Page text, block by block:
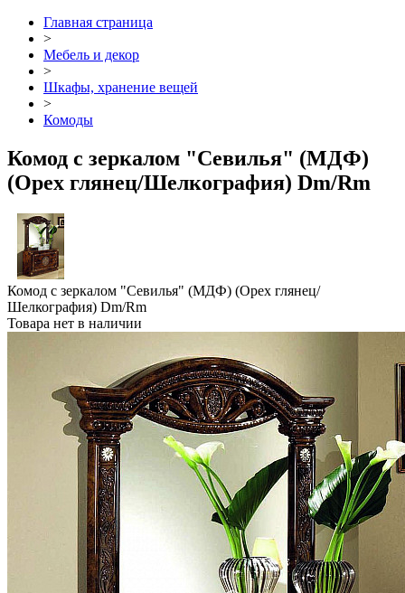
Главная страница
>
Мебель и декор
>
Шкафы, хранение вещей
>
Комоды
Комод с зеркалом "Севилья" (МДФ)
(Орех глянец/Шелкография) Dm/Rm
Комод с зеркалом "Севилья" (МДФ) (Орех глянец/
Шелкография) Dm/Rm
Товара нет в наличии